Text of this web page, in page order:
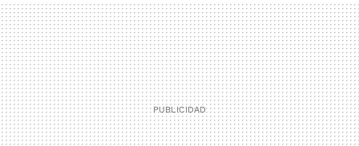
MAIL